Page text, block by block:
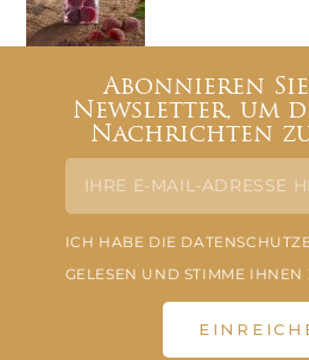
Abonnieren
Newsletter, um
Nachrichten
ICH HABE DIE
GELESEN UND STIMME IHNEN